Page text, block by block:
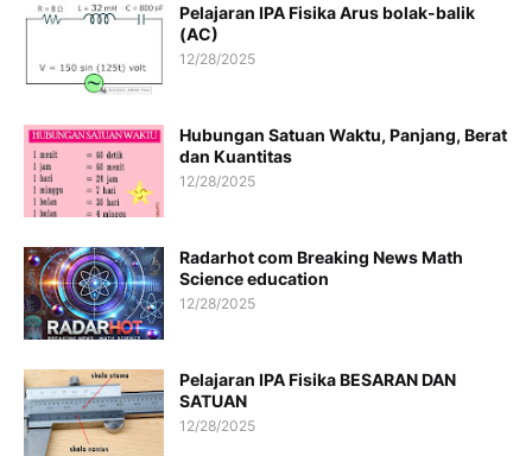
Pelajaran IPA Fisika Arus bolak-balik
(AC)
12/28/2025
Hubungan Satuan Waktu, Panjang, Berat
dan Kuantitas
12/28/2025
Radarhot com Breaking News Math
Science education
12/28/2025
Pelajaran IPA Fisika BESARAN DAN
SATUAN
12/28/2025